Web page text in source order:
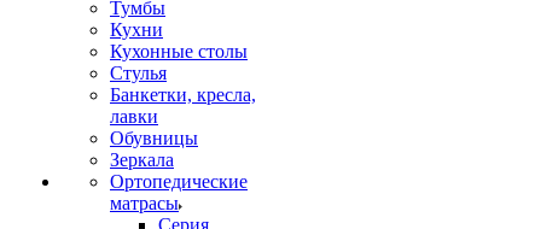
Тумбы
Кухни
Кухонные столы
Стулья
Банкетки, кресла,
лавки
Обувницы
Зеркала
Ортопедические
матрасы
Серия